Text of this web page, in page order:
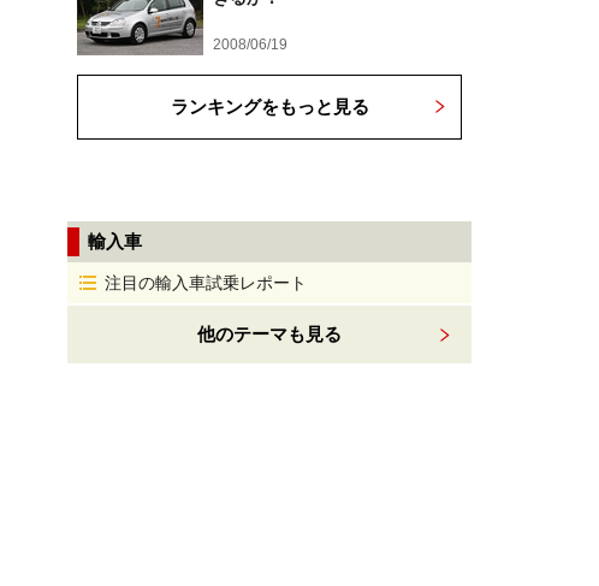
2008/06/19
ランキングをもっと見る
輸入車
注目の輸入車試乗レポート
他のテーマも見る